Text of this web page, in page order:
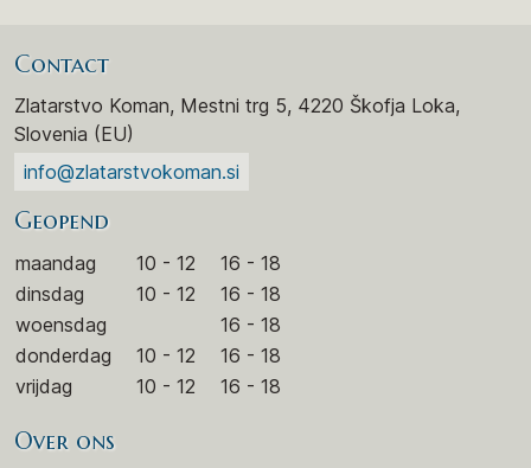
Contact
Zlatarstvo Koman, Mestni trg 5, 4220 Škofja Loka,
Slovenia (EU)
info@zlatarstvokoman.si
Geopend
maandag 10 - 12
16 - 18
dinsdag
10 - 12
16 - 18
woensdag
16 - 18
donderdag
10 - 12
16 - 18
vrijdag
10 - 12 16 - 18
Over ons